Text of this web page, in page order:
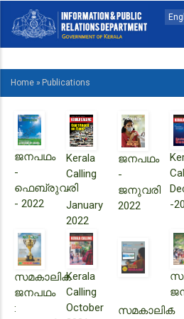
main
BREADCRUMB
Home » Publications
ജനപഥം
-
ഫെബ്രുവരി
- 2022
Kerala
Calling
-
January
2022
ജനപഥം
-
ജനുവരി
2022
-
സമകാലിക
ജനപഥം
:
Kerala
Calling
October
സമകാലിക
-